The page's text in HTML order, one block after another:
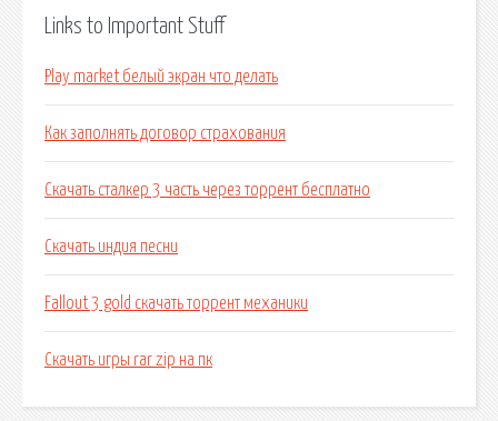
Links to Important Stuff
Play market белый экран что делать
Как заполнять договор страхования
Скачать сталкер 3 часть через торрент бесплатно
Скачать индия песни
Fallout 3 gold скачать торрент механики
Скачать игры rar zip на пк